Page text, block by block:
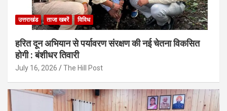
उत्तराखंड ताजा खबरें विविध
हरित दून अभियान से पर्यावरण संरक्षण की नई चेतना विकसित
होगी : बंशीधर तिवारी
July 16, 2026 The Hill Post